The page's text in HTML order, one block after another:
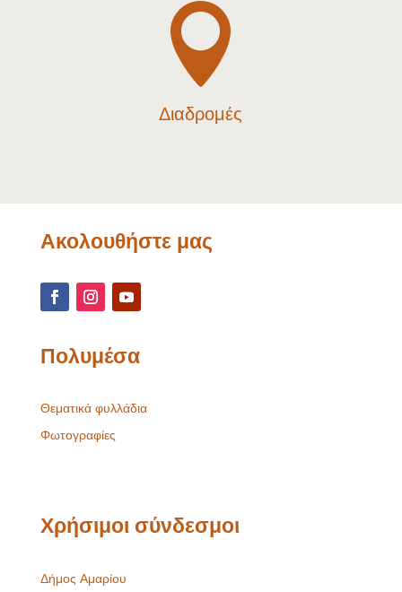

Διαδρομές
Ακολουθήστε μας
Πολυμέσα
Θεματικά φυλλάδια
Φωτογραφίες
Χρήσιμοι σύνδεσμοι
Δήμος Αμαρίου